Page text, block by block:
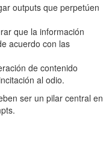
outputs que perpetúen
que la información
acuerdo con las
de contenido
al odio.
ser un pilar central en